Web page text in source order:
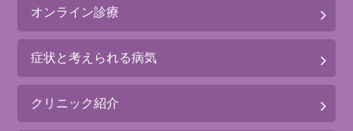
オンライン診療
症状と考えられる病気
クリニック紹介